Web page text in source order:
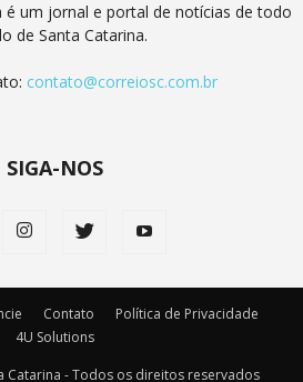
é um jornal e portal de notícias de todo
de Santa Catarina.
contato@correiosc.com.br
SIGA-NOS
Contato
Política de Privacidade
4U Solutions
Catarina - Todos os direitos reservados